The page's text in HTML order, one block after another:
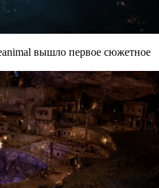
вышло первое сюжетное